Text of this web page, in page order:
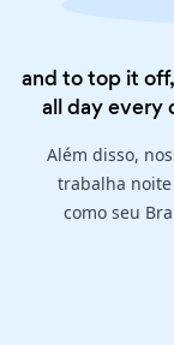
and to top it
all day every
Além disso,
trabalha
como seu